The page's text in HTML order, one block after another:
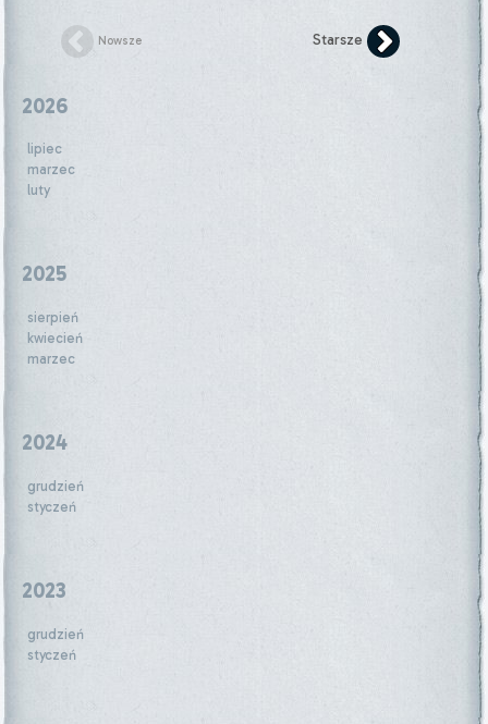
Nowsze Starsze
2026
lipiec
marzec
luty
2025
sierpień
kwiecień
marzec
2024
grudzień
styczeń
2023
grudzień
styczeń